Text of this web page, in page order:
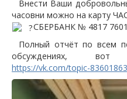
Внести Ваши
часовни можно на карту
СБЕРБАНК № 4817
Полный отчёт по всем
обсуждениях,
https://vk.com/topic-